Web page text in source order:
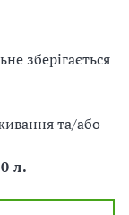
зберігається
та/або
л.